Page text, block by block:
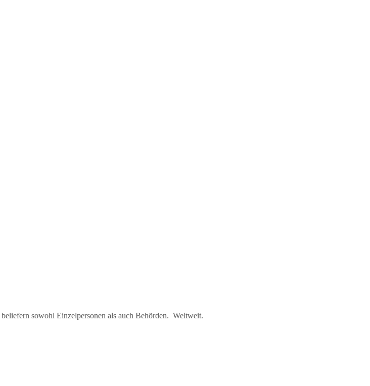
sowohl Einzelpersonen als auch Behörden. Weltweit.